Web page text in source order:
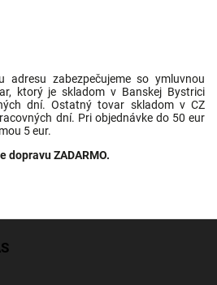
adresu zabezpečujeme so ymluvnou
ktorý je skladom v Banskej Bystrici
dní. Ostatný tovar skladom v CZ
dní. Pri objednávke do 50 eur
5 eur.
dopravu ZADARMO.